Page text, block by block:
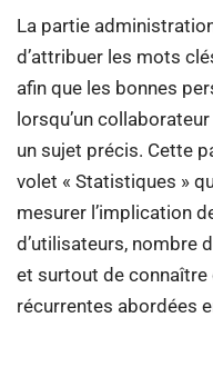
La partie
d’attribuer les mots
afin que les bonnes
lorsqu’un
un sujet précis. Cette
volet « Statistiques »
mesurer l’implication
d’utilisateurs, nombre
et surtout de
récurrentes abordées